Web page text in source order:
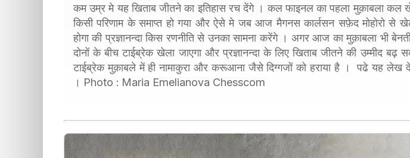
कम उम्र मे यह खिताब जीतने का इतिहास रच देंगे । कल फाइनल का पहला मुक़ाबला कल
किसी परिणाम के समाप्त हो गया और ऐसे मे जब आज मैगनस कार्लसन सफ़ेद मोहोरो से
होगा की प्रज्ञानन्दा किस रणनीति से उनका सामना करेंगे । अगर आज का मुक़ाबला भी
दोनों के बीच टाईब्रेक खेला जाएगा और प्रज्ञानन्दा के लिए खिताब जीतने की उम्मीद बढ़
टाईब्रेक मुक़ाबले में ही नामाकुरा और करूआना जैसे दिग्गजों को हराया है । पढे यह लेख
। Photo : Maria Emelianova Chesscom